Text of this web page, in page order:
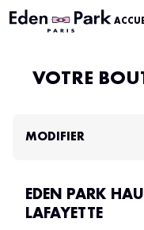
VOTRE
MODIFIER
EDEN PARK
LAFAYETTE